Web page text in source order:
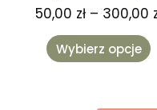
50,00 zł – 300,00
Wybierz opcje